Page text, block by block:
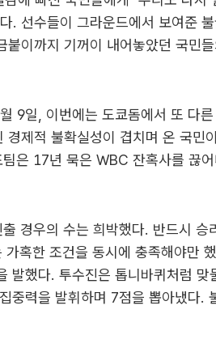
. 선수들이 그라운드에서 보여준
이까지 기꺼이 내어놓았던 국민
9일, 이번에는 도쿄돔에서 또 다
제적 불확실성이 겹치며 온 국민
은 17년 묵은 WBC 잔혹사를 끊
경우의 수는 희박했다. 반드시 승
혹한 조건을 동시에 충족해야만
발했다. 투수진은 톱니바퀴처럼 맞
중력을 발휘하며 7점을 뽑아냈다.